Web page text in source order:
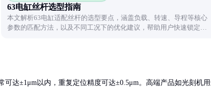
63电缸丝杆选型指南
本文解析63电缸适配丝杆的选型要点，涵盖负载、转速、导程等核心
参数的匹配方法，以及不同工况下的优化建议，帮助用户快速锁定理
可达±1μm以内，重复定位精度可达±0.5μm。高端产品如光刻机